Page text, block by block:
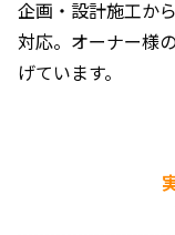
企画・設計施工か
対応。オーナー様
げています。